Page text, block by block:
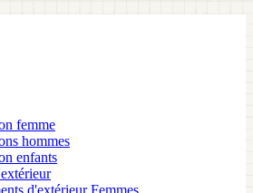
femme
hommes
enfants